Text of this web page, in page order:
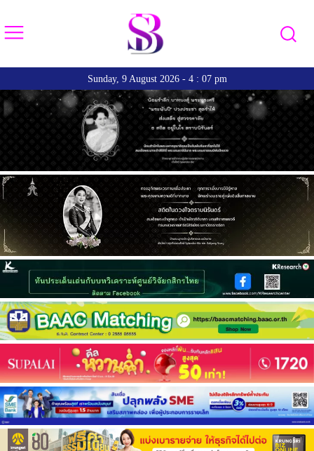
Sunday, 9 August 2026 - 4 : 07 pm